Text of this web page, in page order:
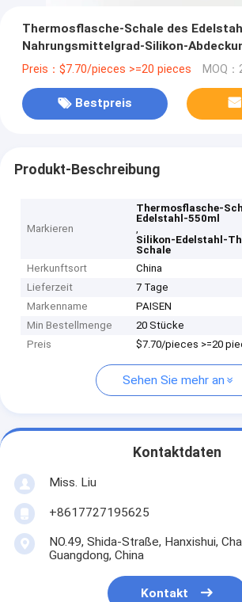
Thermosflasche-Schale des
Nahrungsmittelgrad-Silikon-
Preis：$7.70/pieces >=20 pieces MOQ
Bestpreis
Produkt-Beschreibung
Markieren
Thermosflasche-
Edelstahl-550ml
,
Silikon-Edelstahl-
Schale
Herkunftsort
China
Lieferzeit
7 Tage
Markenname
PAISEN
Min Bestellmenge
20 Stücke
Preis
$7.70/pieces >=20
Sehen Sie mehr an
Kontaktdaten
Miss. Liu
+8617727195625
NO.49, Shida-Straße, Hanxishui,
Guangdong, China
Kontakt